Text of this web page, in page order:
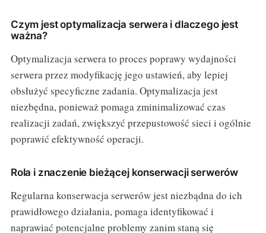
Czym jest optymalizacja serwera i dlaczego jest
ważna?
Optymalizacja serwera to proces poprawy wydajności
serwera przez modyfikację jego ustawień, aby lepiej
obsłużyć specyficzne zadania. Optymalizacja jest
niezbędna, ponieważ pomaga zminimalizować czas
realizacji zadań, zwiększyć przepustowość sieci i ogólnie
poprawić efektywność operacji.
Rola i znaczenie bieżącej konserwacji serwerów
Regularna konserwacja serwerów jest niezbądna do ich
prawidłowego działania, pomaga identyfikować i
naprawiać potencjalne problemy zanim staną się